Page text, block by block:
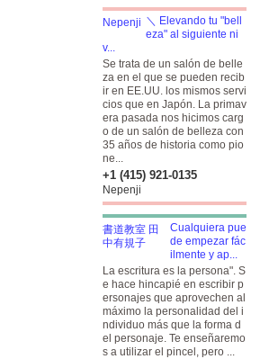
＼ Elevando tu "bell
eza" al siguiente ni
v...
Se trata de un salón de belle
za en el que se pueden recib
ir en EE.UU. los mismos servi
cios que en Japón. La primav
era pasada nos hicimos carg
o de un salón de belleza con
35 años de historia como pio
ne...
+1 (415) 921-0135
Nepenji
Cualquiera pue
de empezar fác
ilmente y ap...
La escritura es la persona". S
e hace hincapié en escribir p
ersonajes que aprovechen al
máximo la personalidad del i
ndividuo más que la forma d
el personaje. Te enseñaremo
s a utilizar el pincel, pero ...